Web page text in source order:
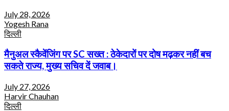
July 28, 2026
Yogesh Rana
दिल्ली
मैनुअल स्कैवेंजिंग पर SC सख्त : ठेकेदारों पर दोष मढ़कर नहीं बच
सकते राज्य, मुख्य सचिव दें जवाब।
July 27, 2026
Harvir Chauhan
दिल्ली